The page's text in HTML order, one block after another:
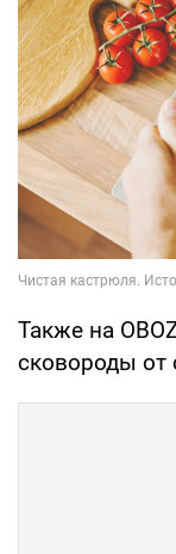
Также на
сковороды от